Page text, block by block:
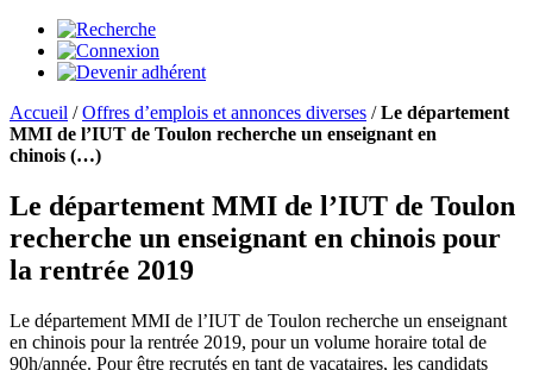
Accueil /Offres d’emplois et annonces diverses /Le département
MMI de l’IUT de Toulon recherche un enseignant en
chinois (…)
Le département MMI de l’IUT de Toulon
recherche un enseignant en chinois pour
la rentrée 2019
Le département MMI de l’IUT de Toulon recherche un enseignant
en chinois pour la rentrée 2019, pour un volume horaire total de
90h/année. Pour être recrutés en tant de vacataires, les candidats